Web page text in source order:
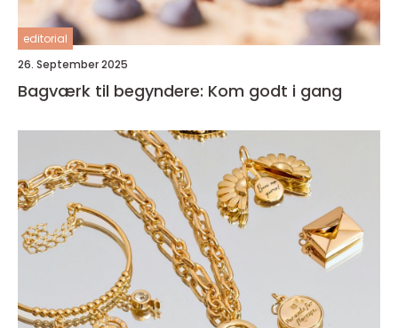
editorial
26. September 2025
Bagværk til begyndere: Kom godt i gang